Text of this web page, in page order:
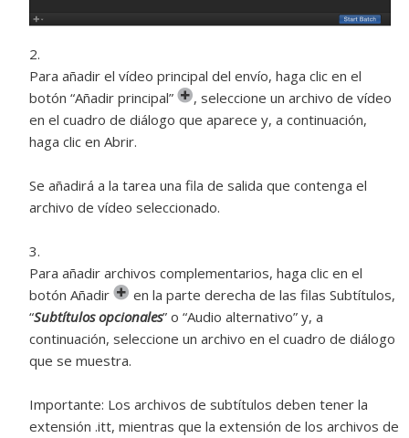
Para añadir el vídeo principal del envío, haga clic en el
botón “Añadir principal”
, seleccione un archivo de vídeo
en el cuadro de diálogo que aparece y, a continuación,
haga clic en Abrir.
Se añadirá a la tarea una fila de salida que contenga el
archivo de vídeo seleccionado.
Para añadir archivos complementarios, haga clic en el
botón Añadir
en la parte derecha de las filas Subtítulos,
“Subtítulos opcionales” o “Audio alternativo” y, a
continuación, seleccione un archivo en el cuadro de diálogo
que se muestra.
Importante: Los archivos de subtítulos deben tener la
extensión .itt, mientras que la extensión de los archivos de